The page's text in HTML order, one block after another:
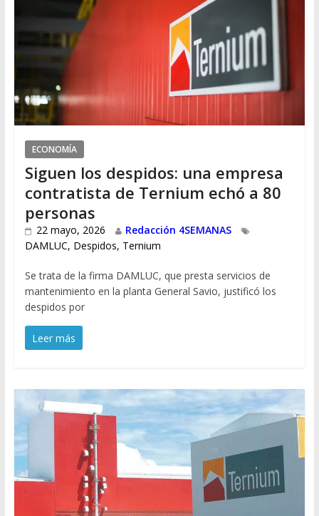
ECONOMÍA
Siguen los despidos: una empresa
contratista de Ternium echó a 80
personas
22 mayo, 2026
Redacción 4SEMANAS
DAMLUC, Despidos, Ternium
Se trata de la firma DAMLUC, que presta servicios de
mantenimiento en la planta General Savio, justificó los
despidos por
Leer más